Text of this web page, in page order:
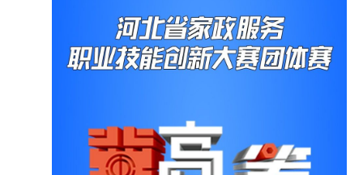
会、河北省商务厅联合主办，河北广播电视
台、河北省家政行业协会承办的河北省家政服
务职业技能创新大赛——团队晋级赛上半场8
则，有6支企业代表队脱颖而出，进入到河北
省家政服务职业技能创新大赛团队赛的比拼！
6支企业代表队以匠心守初心，凝聚力量，团